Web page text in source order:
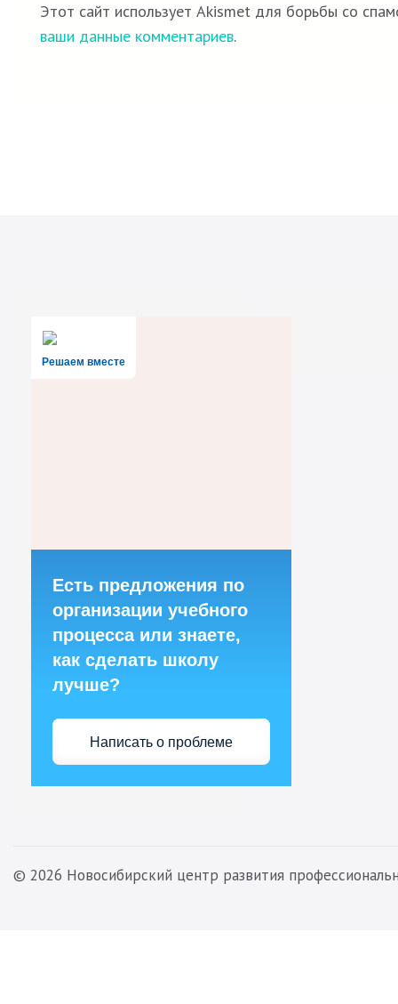
Этот сайт использует Akismet для борьбы со
ваши данные комментариев.
Решаем вместе
Есть предложения по
организации учебного
процесса или знаете,
как сделать школу
лучше?
Написать о проблеме
© 2026 Новосибирский центр развития